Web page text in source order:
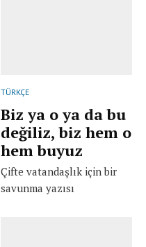
TÜRKÇE
Biz ya o ya da bu
değiliz, biz hem o
hem buyuz
Çifte vatandaşlık için bir
savunma yazısı